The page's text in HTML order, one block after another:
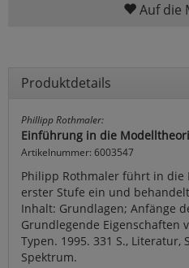
Auf die
Produktdetails
Phillipp Rothmaler:
Einführung in die
Artikelnummer: 6003547
Philipp Rothmaler führt in die
erster Stufe ein und
Inhalt: Grundlagen; Anfänge
Grundlegende Eigenschaften
Typen. 1995. 331 S., Literatur,
Spektrum.